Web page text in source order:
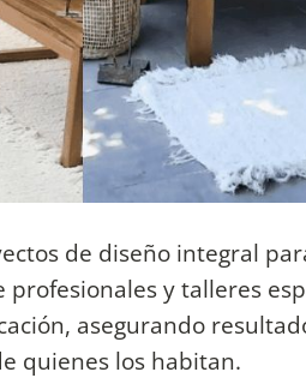
de diseño integral
y talleres
asegurando
quienes los habitan.